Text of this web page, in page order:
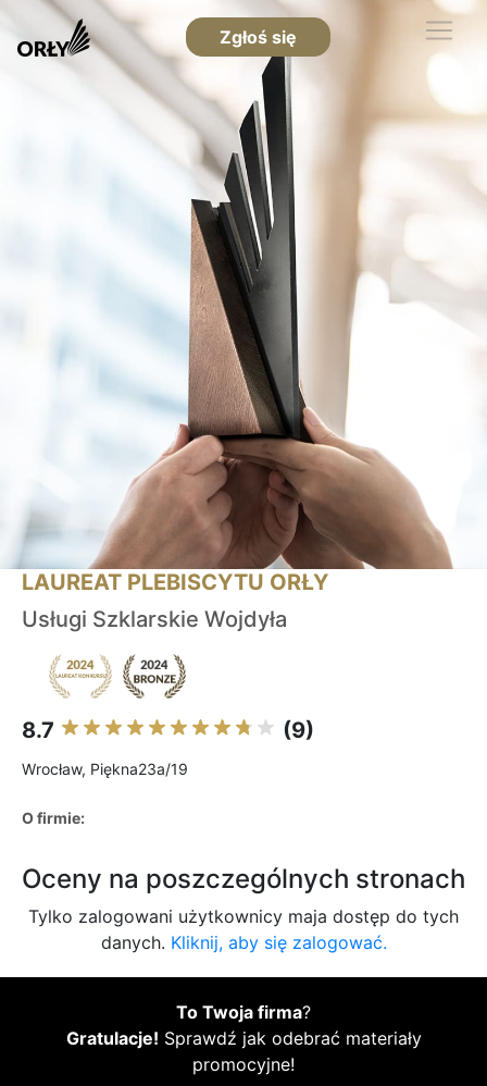
Zgłoś się
LAUREAT PLEBISCYTU ORŁY
Usługi Szklarskie Wojdyła
8.7 (9)
Wrocław, Piękna23a/19
O firmie:
Oceny na poszczególnych stronach
Tylko zalogowani użytkownicy maja dostęp do tych
danych. Kliknij, aby się zalogować.
To Twoja firma?
Gratulacje! Sprawdź jak odebrać materiały
promocyjne!